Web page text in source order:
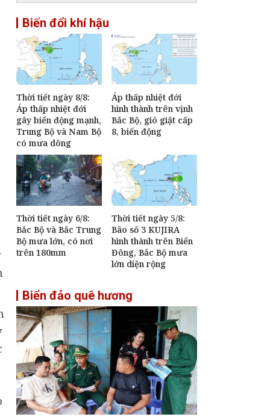
định mới về tuyển
dụng, sử dụng và
quản lý công chức
Tổng Bí thư, Chủ tịch
nước Tô Lâm tiếp Tư
lệnh Bộ tư lệnh Thái
Bình Dương Hoa Kỳ
Phiên họp Chính phủ
thường kỳ tháng 7:
Xuất nhập khẩu ước
28,1%
Hơn 265.000 thân
nhân liệt sĩ đã được
lấy mẫu phục vụ xác
định danh tính
Giữ bình yên và môi
trường sinh thái vùng
biển Hòn Chông
Biến đổi khí hậu
Thời tiết ngày 8/8:
Áp thấp nhiệt đới
gây biển động mạnh,
Trung Bộ và Nam Bộ
có mưa dông
Áp thấp nhiệt đới
hình thành trên vịnh
Bắc Bộ, gió giật cấp
8, biển động
Thời tiết ngày 6/8:
Bắc Bộ và Bắc Trung
Bộ mưa lớn, có nơi
trên 180mm
Thời tiết ngày 5/8:
Bão số 3 KUJIRA
hình thành trên Biển
Đông, Bắc Bộ mưa
lớn diện rộng
Biển đảo quê hương